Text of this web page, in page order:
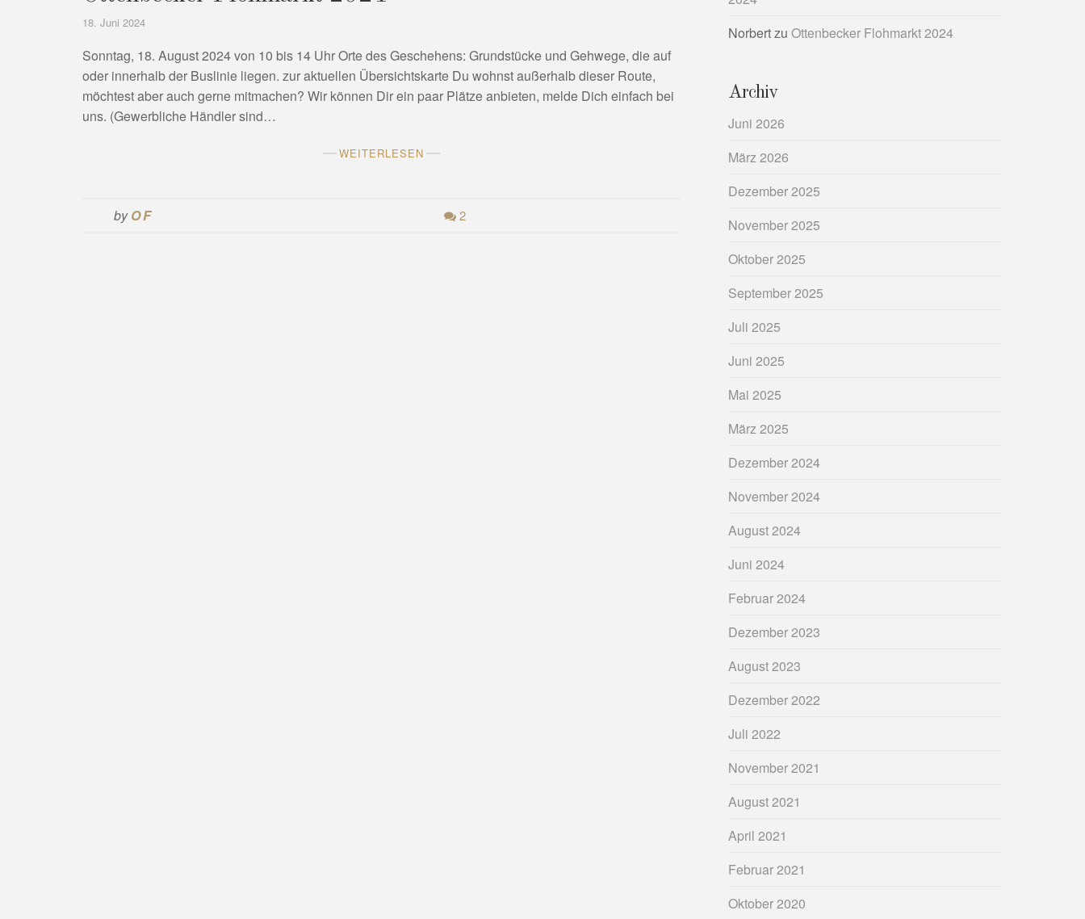
18. Juni 2024
Sonntag, 18. August 2024 von 10 bis 14 Uhr Orte des Geschehens: Grundstücke und Gehwege, die auf
oder innerhalb der Buslinie liegen. zur aktuellen Übersichtskarte Du wohnst außerhalb dieser Route,
möchtest aber auch gerne mitmachen? Wir können Dir ein paar Plätze anbieten, melde Dich einfach bei
uns. (Gewerbliche Händler sind…
WEITERLESEN
byOF 2
Norbertzu Ottenbecker Flohmarkt 2024
Archiv
Juni 2026
März 2026
Dezember 2025
November 2025
Oktober 2025
September 2025
Juli 2025
Juni 2025
Mai 2025
März 2025
Dezember 2024
November 2024
August 2024
Juni 2024
Februar 2024
Dezember 2023
August 2023
Dezember 2022
Juli 2022
November 2021
August 2021
April 2021
Februar 2021
Oktober 2020